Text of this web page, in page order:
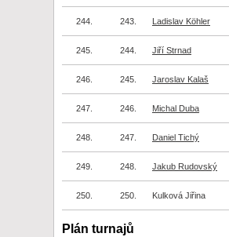
244. 243. Ladislav Köhler
245. 244. Jiří Strnad
246. 245. Jaroslav Kalaš
247. 246. Michal Duba
248. 247. Daniel Tichý
249. 248. Jakub Rudovský
250. 250. Kulková Jiřina
Plán turnajů